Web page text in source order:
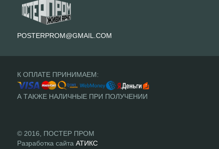
POSTERPROM@GMAIL.COM
К ОПЛАТЕ ПРИНИМАЕМ:
А ТАКЖЕ НАЛИЧНЫЕ ПРИ ПОЛУЧЕНИИ
© 2016, ПОСТЕР ПРОМ
Разработка сайта АТИКС